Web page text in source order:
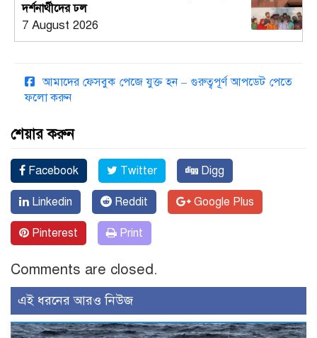
দর্শনার্থীদের ঢল
7 August 2026
আমাদের ফেসবুক পেজে যুক্ত হন – গুরুত্বপূর্ণ আপডেট পেতে
ফলো করুন
শেয়ার করুন
Facebook Twitter Digg
Linkedin Reddit Google Plus
Pinterest Print
Comments are closed.
এই ধরনের আরও নিউজ